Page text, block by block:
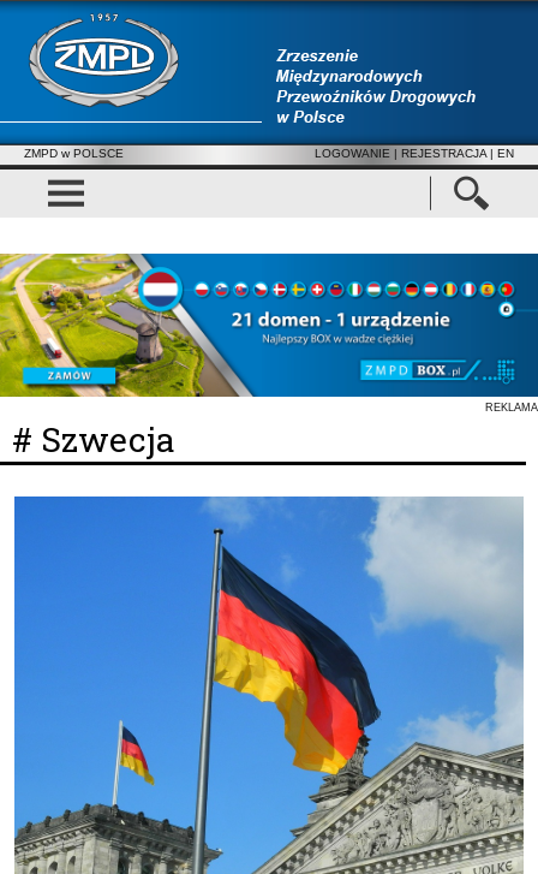
ZMPD w POLSCE LOGOWANIE | REJESTRACJA | EN
REKLAMA
# Szwecja